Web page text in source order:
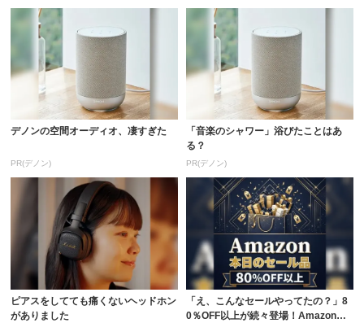
デノンの空間オーディオ、凄すぎた
PR(デノン)
「音楽のシャワー」浴びたことはあ
る？
PR(デノン)
ピアスをしてても痛くないヘッドホン
がありました
「え、こんなセールやってたの？」8
0％OFF以上が続々登場！Amazonの